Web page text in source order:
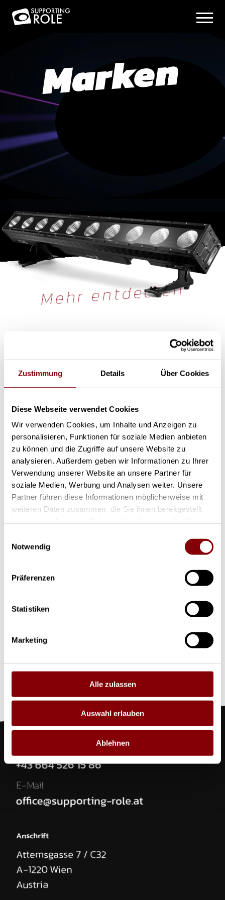
Zustimmung Details Über Cookies
Diese Webseite verwendet Cookies
Wir verwenden Cookies, um Inhalte und Anzeigen zu
personalisieren, Funktionen für soziale Medien anbieten
zu können und die Zugriffe auf unsere Website zu
analysieren. Außerdem geben wir Informationen zu Ihrer
Verwendung unserer Website an unsere Partner für
soziale Medien, Werbung und Analysen weiter. Unsere
Partner führen diese Informationen möglicherweise mit
weiteren Daten zusammen, die Sie ihnen bereitgestellt
Notwendig
Präferenzen
Statistiken
Marketing
Alle zulassen
Auswahl erlauben
Ablehnen
Marken
Mehr entdecken
Gebraucht
+43 664 526 15 86
E-Mail
office@supporting-role.at
Anschrift
Attemsgasse 7 / C32
A-1220Wien
Austria